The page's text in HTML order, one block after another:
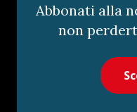
Abbonati alla
non